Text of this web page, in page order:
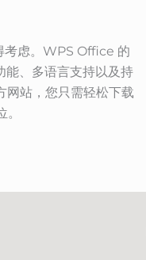
考虑。WPS Office 的
能、多语言支持以及持
网站，您只需轻松下载